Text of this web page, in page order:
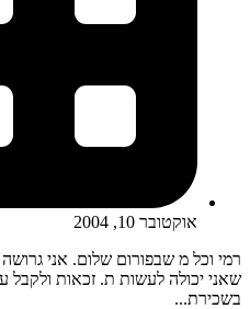
אוקטובר 10, 2004
רמי וכל מ שבפורום שלום. אני
שאני יכולה לעשות ת. זכאות ולקבל
בשכירת...